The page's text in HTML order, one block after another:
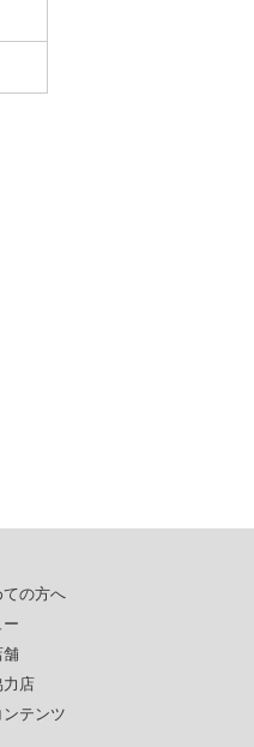
ての方へ
ー
舗
店
テンツ